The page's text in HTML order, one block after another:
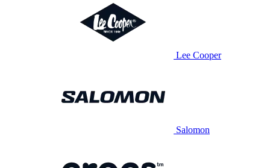
Lee Cooper
Salomon